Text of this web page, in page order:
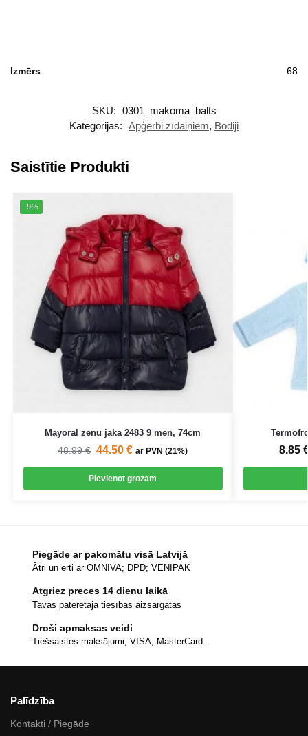
Izmērs 68
SKU: 0301_makoma_balts
Kategorijas: Apģērbi zīdaiņiem, Bodiji
Saistītie Produkti
-9%
Mayoral zēnu jaka 2483 9 mēn, 74cm
48.99€ 44.50€ ar PVN (21%)
Pievienot grozam
8.85
Piegāde ar pakomātu visā Latvijā
Ātri un ērti ar OMNIVA; DPD; VENIPAK
Atgriez preces 14 dienu laikā
Tavas patērētāja tiesības aizsargātas
Droši apmaksas veidi
Tiešsaistes maksājumi, VISA, MasterCard.
Palīdzība
Kontakti / Piegāde